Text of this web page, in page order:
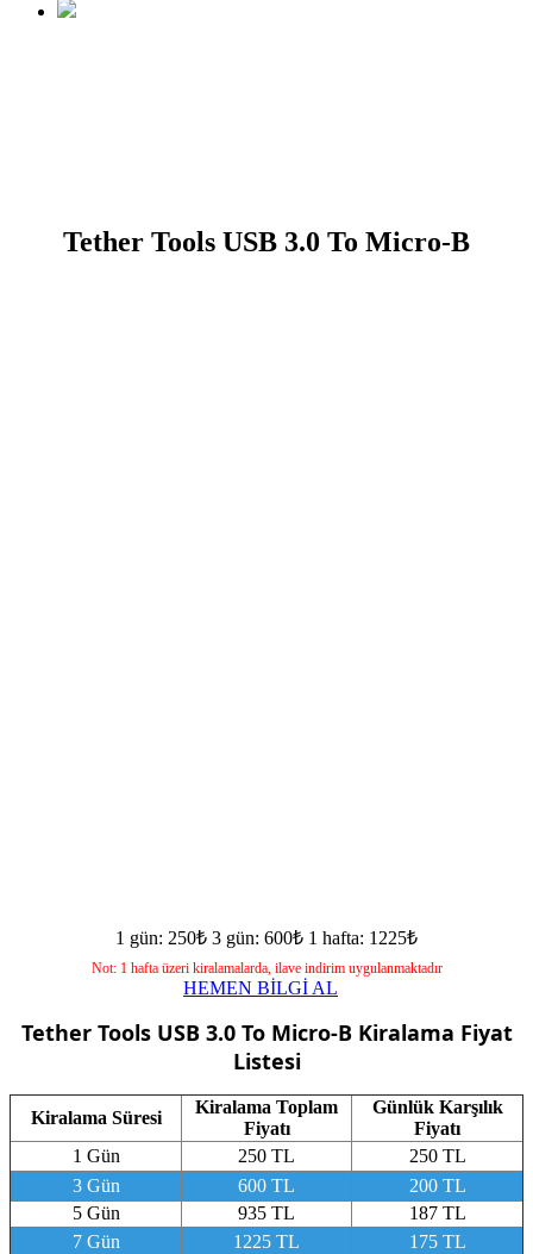
Tether Tools USB 3.0 To Micro-B
1 gün: 250₺ 3 gün: 600₺ 1 hafta: 1225₺
Not: 1 hafta üzeri kiralamalarda, ilave indirim uygulanmaktadır
HEMEN BİLGİ AL
Tether Tools USB 3.0 To Micro-B Kiralama Fiyat
Listesi
Kiralama Süresi
Kiralama Toplam
Fiyatı
Günlük Karşılık
Fiyatı
1 Gün
250 TL
250 TL
3 Gün
600 TL
200 TL
5 Gün
935 TL
187 TL
7 Gün
1225 TL
175 TL